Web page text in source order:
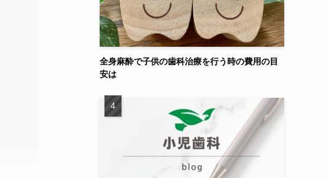
全身麻酔で子供の歯科治療を行う時の費用の目
安は